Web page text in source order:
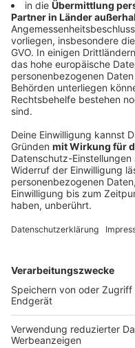
Die ANTENNE
Kühlschrank
Dieses Ostern
Ausflugszielen in ganz
Tickets, Eintrittskarten
Wert von 1.729 Euro!
DEINE GEMERKTEN